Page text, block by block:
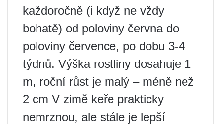
každoročně (i když ne vždy
bohatě) od poloviny června do
poloviny července, po dobu 3-4
týdnů. Výška rostliny dosahuje 1
m, roční růst je malý – méně než
2 cm V zimě keře prakticky
nemrznou, ale stále je lepší